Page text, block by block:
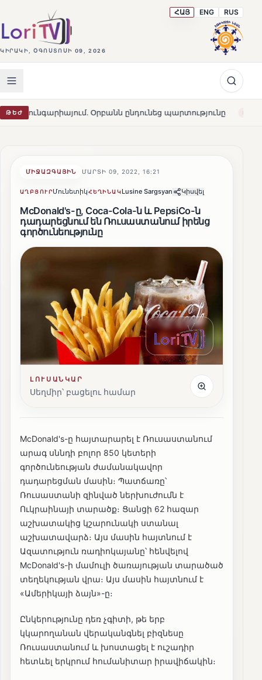
ԿԻՐԱԿԻ, ՕԳՈՍՏՈՍԻ 09, 2026
ՀԱՅ ENG RUS
ԹԵԺ Օրբանն ընդունեց պարտությունը HOT Մարթա Կոս.
ՄԻՋԱԶԳԱՅԻՆ ՄԱՐՏԻ 09, 2022, 16:21
ԱՂԲՅՈՒՐՄունետիկՀԵՂԻՆԱԿLusine Sargsyan Կիսվել
McDonald's-ը, Coca-Cola-ն և PepsiCo-ն
դադարեցնում են Ռուսաստանում իրենց
գործունեությունը
ԼՈՒՍԱՆԿԱՐ
Սեղմիր՝ բացելու համար
McDonald's-ը հայտարարել է Ռուսաստանում
արագ սննդի բոլոր 850 կետերի
գործունեության ժամանակավոր
դադարեցման մասին։ Պատճառը՝
Ռուսաստանի զինված ներխուժումն է
Ուկրաինայի տարածք։ Ցանցի 62 հազար
աշխատակից կշարունակի ստանալ
աշխատավարձ։ Այս մասին հայտնում է
Ազատություն ռադիոկայանը՝ հենվելով
McDonald's-ի մամուլի ծառայության տարածած
տեղեկության վրա։ Այս մասին հայտնում է
«Ամերիկայի ձայն»-ը։
Ընկերությունը դեռ չգիտի, թե երբ
կկարողանան վերականգնել բիզնեսը
Ռուսաստանում և խոստացել է ուշադիր
հետևել երկրում հումանիտար իրավիճակին։